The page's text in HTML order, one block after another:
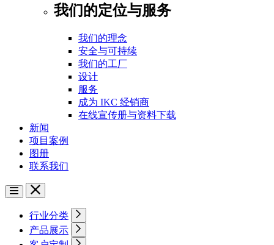
我们的定位与服务
我们的理念
安全与可持续
我们的工厂
设计
服务
成为 IKC 经销商
在线宣传册与资料下载
新闻
项目案例
图册
联系我们
行业分类
产品展示